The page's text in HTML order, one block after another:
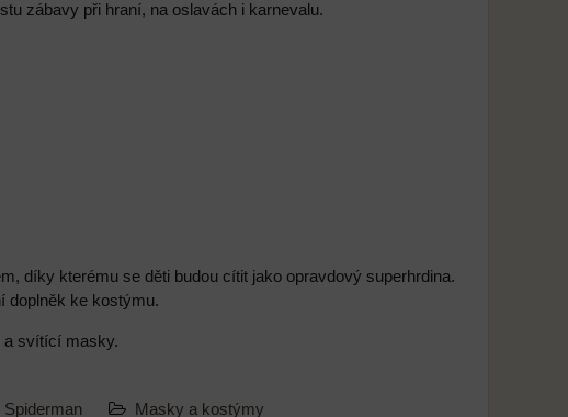
zábavy při hraní, na oslavách i karnevalu.
díky kterému se děti budou cítit jako opravdový superhrdina.
doplněk ke kostýmu.
a svítící masky.
Spiderman Masky a kostýmy